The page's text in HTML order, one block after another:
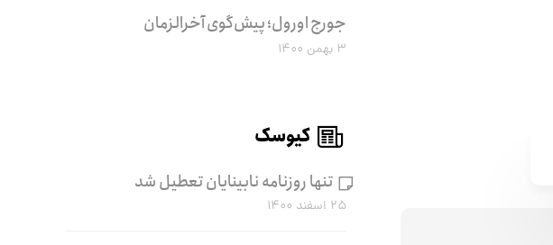
جورج اورول؛ پیش‌گوی آخرالزمان
۳ بهمن ۱۴۰۰
کیوسک
تنها روزنامه نابینایان تعطیل شد
۲۵ اسفند ۱۴۰۰